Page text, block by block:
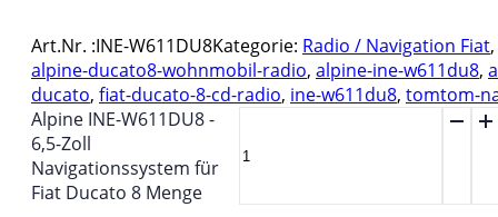
Art.Nr. :INE-W611DU8Kategorie: Radio / Navigation Fiat,
alpine-ducato8-wohnmobil-radio, alpine-ine-w611du8,
ducato, fiat-ducato-8-cd-radio, ine-w611du8, tomtom-
Alpine INE-W611DU8 -
6,5-Zoll
Navigationssystem für
Fiat Ducato 8 Menge